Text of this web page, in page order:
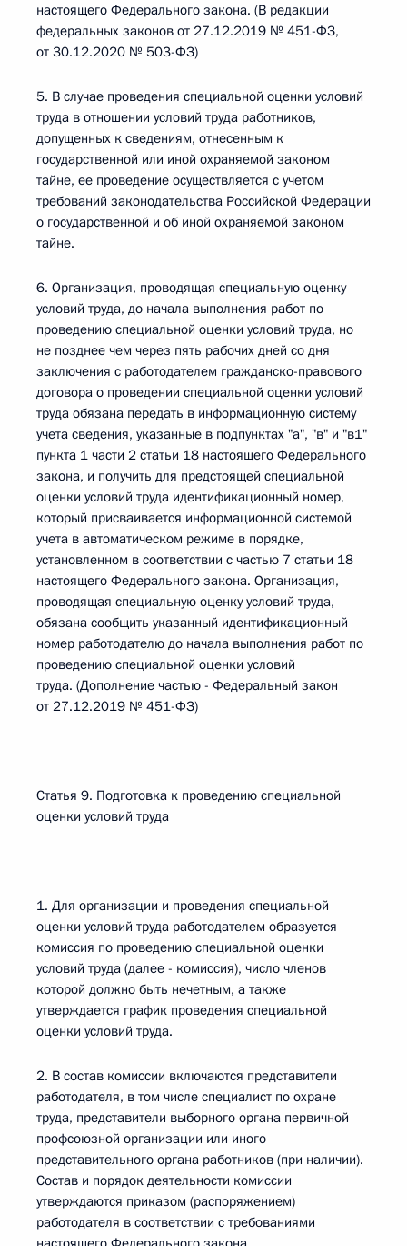
настоящего Федерального закона. (В редакции
федеральных законов от 27.12.2019 № 451-ФЗ,
от 30.12.2020 № 503-ФЗ)
5. В случае проведения специальной оценки условий
труда в отношении условий труда работников,
допущенных к сведениям, отнесенным к
государственной или иной охраняемой законом
тайне, ее проведение осуществляется с учетом
требований законодательства Российской Федерации
о государственной и об иной охраняемой законом
тайне.
6. Организация, проводящая специальную оценку
условий труда, до начала выполнения работ по
проведению специальной оценки условий труда, но
не позднее чем через пять рабочих дней со дня
заключения с работодателем гражданско-правового
договора о проведении специальной оценки условий
труда обязана передать в информационную систему
учета сведения, указанные в подпунктах "а", "в" и "в1"
пункта 1 части 2 статьи 18 настоящего Федерального
закона, и получить для предстоящей специальной
оценки условий труда идентификационный номер,
который присваивается информационной системой
учета в автоматическом режиме в порядке,
установленном в соответствии с частью 7 статьи 18
настоящего Федерального закона. Организация,
проводящая специальную оценку условий труда,
обязана сообщить указанный идентификационный
номер работодателю до начала выполнения работ по
проведению специальной оценки условий
труда. (Дополнение частью - Федеральный закон
от 27.12.2019 № 451-ФЗ)
Статья 9. Подготовка к проведению специальной
оценки условий труда
1. Для организации и проведения специальной
оценки условий труда работодателем образуется
комиссия по проведению специальной оценки
условий труда (далее - комиссия), число членов
которой должно быть нечетным, а также
утверждается график проведения специальной
оценки условий труда.
2. В состав комиссии включаются представители
работодателя, в том числе специалист по охране
труда, представители выборного органа первичной
профсоюзной организации или иного
представительного органа работников (при наличии).
Состав и порядок деятельности комиссии
утверждаются приказом (распоряжением)
работодателя в соответствии с требованиями